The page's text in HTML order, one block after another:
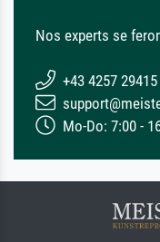
Nos experts se
+43 4257 29415
Mo-Do: 7:00 -